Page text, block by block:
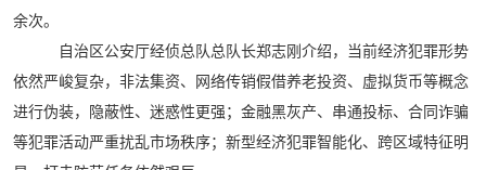
余次。
自治区公安厅经侦总队总队长郑志刚介绍，当前经济犯罪形势
依然严峻复杂，非法集资、网络传销假借养老投资、虚拟货币等概念
进行伪装，隐蔽性、迷惑性更强；金融黑灰产、串通投标、合同诈骗
等犯罪活动严重扰乱市场秩序；新型经济犯罪智能化、跨区域特征明